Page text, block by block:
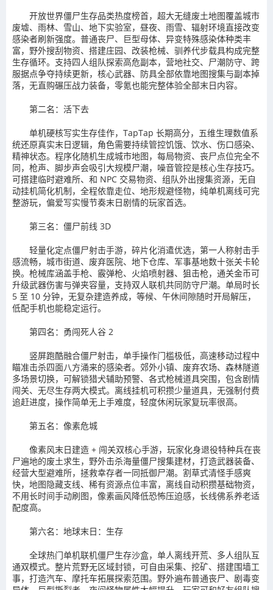
开放世界僵尸生存品类热度榜首，超大无缝废土地图覆盖城市
废墟、雨林、雪山、地下实验室，昼夜、雨雪、辐射环境直接改变
感染者刷新强度。普通丧尸、巨型母体、异变特殊感染体种类丰
富，野外搜刮物资、搭建庄园、改装枪械、驯养代步载具构成完整
生存循环。支持四人组队探索高危副本，营地社交、尸潮防守、跨
服据点争夺持续更新，核心武器、防具全部依靠地图搜集与副本掉
落，无直购碾压战力装备，零氪也能完整体验全部末日内容。
第二名：活下去
单机硬核写实生存佳作，TapTap 长期高分，五维生理数值系
统还原真实末日逻辑，角色需要持续管控饥饿、饮水、伤口感染、
精神状态。程序化随机生成城市地图，每局物资、丧尸点位完全不
同，枪声、脚步声会吸引大规模尸潮，噪音管控是核心生存技巧。
可搭建临时避难所、和 NPC 交易物资、组队外出搜集资源，无自
动挂机简化机制，全程依靠走位、地形规避怪物，纯单机离线可完
整游玩，偏爱写实慢节奏末日剧情的玩家首选。
第三名：僵尸前线 3D
轻量化定点僵尸射击手游，碎片化消遣优选，第一人称射击手
感流畅，城市街道、废弃医院、地下仓库、军事基地数十张关卡轮
换。枪械库涵盖手枪、霰弹枪、火焰喷射器、狙击枪，通关金币可
升级武器伤害与弹夹容量，支持双人联机共同防守尸潮。单局时长
5 至 10 分钟，无复杂建造养成，等候、午休间隙随时开局解压，
低配手机也能稳定运行。
第四名：勇闯死人谷 2
竖屏跑酷融合僵尸射击，单手操作门槛极低，高速移动过程中
瞄准击杀四面八方涌来的感染者。郊外小镇、废弃农场、森林隧道
多场景切换，可解锁猎犬辅助预警、各式枪械道具突围，包含剧情
闯关、无尽生存两大模式。离线挂机可积攒少量道具，无强制付费
追赶进度，操作简单无上手难度，轻度休闲玩家复玩率很高。
第五名：像素危城
像素风末日建造 + 闯关双核心手游，玩家化身退役特种兵在丧
尸遍地的废土求生，野外击杀海量僵尸搜集建材，打造武器装备、
经营大型避难所，拯救幸存者一同抵御尸潮。割草式清怪手感爽
快，地图隐藏支线、稀有资源点位丰富，离线自动积攒基础物资，
不用长时间手动刷图，像素画风降低恐怖压迫感，长线佛系养老适
配度高。
第六名：地球末日：生存
全球热门单机联机僵尸生存沙盒，单人离线开荒、多人组队互
通双模式。整片荒野无区域封锁，可自由采集、挖矿、搭建围墙工
事，打造汽车、摩托车拓展探索范围。野外遍布普通丧尸、剧毒变